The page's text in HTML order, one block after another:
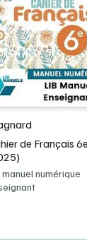
de Français 6e
manuel numérique